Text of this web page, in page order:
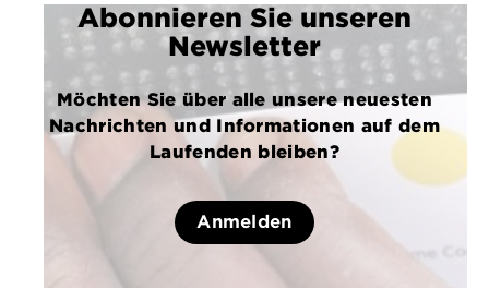
Abonnieren Sie unseren
Newsletter
Möchten Sie über alle unsere neuesten
Nachrichten und Informationen auf dem
Laufenden bleiben?
Anmelden